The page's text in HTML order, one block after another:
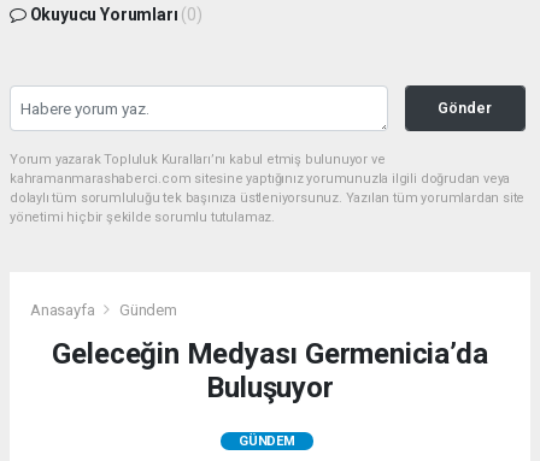
Okuyucu Yorumları (0)
Gönder
Yorum yazarak Topluluk Kuralları’nı kabul etmiş bulunuyor ve
kahramanmarashaberci.com sitesine yaptığınız yorumunuzla ilgili doğrudan veya
dolaylı tüm sorumluluğu tek başınıza üstleniyorsunuz. Yazılan tüm yorumlardan site
yönetimi hiçbir şekilde sorumlu tutulamaz.
Anasayfa Gündem
Geleceğin Medyası Germenicia’da
Buluşuyor
GÜNDEM